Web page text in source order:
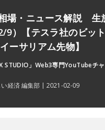
場・ニュース解説 生
9）【テスラ社のビッ
ーサリアム先物】
STUDIO」Web3専門YouTubeチ
経済 編集部 2021-02-09